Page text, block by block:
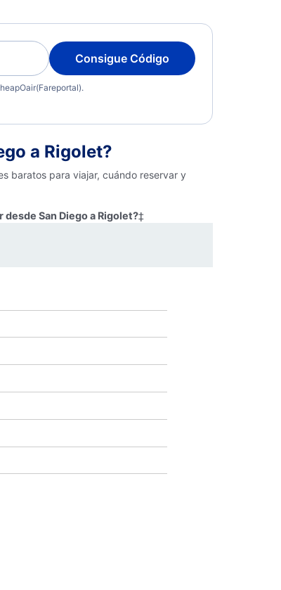
Consigue Código
a Rigolet?
baratos para viajar, cuándo reservar y
desde San Diego a Rigolet?‡